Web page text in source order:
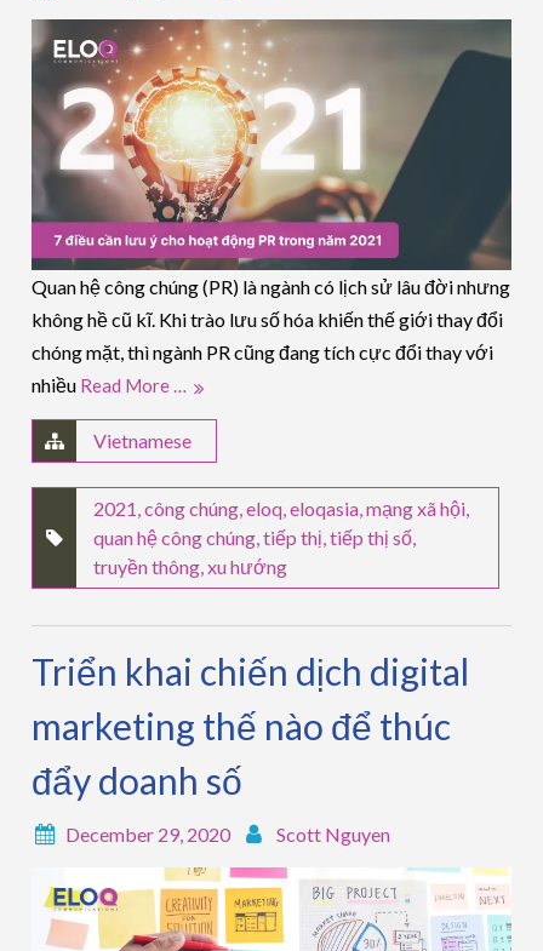
Quan hệ công chúng (PR) là ngành có lịch sử lâu đời nhưng
không hề cũ kĩ. Khi trào lưu số hóa khiến thế giới thay đổi
chóng mặt, thì ngành PR cũng đang tích cực đổi thay với
nhiều Read More …
Vietnamese
2021,công chúng,eloq,eloqasia,mạng xã hội,
quan hệ công chúng,tiếp thị,tiếp thị số,
truyền thông,xu hướng
Triển khai chiến dịch digital
marketing thế nào để thúc
đẩy doanh số
December 29, 2020 Scott Nguyen